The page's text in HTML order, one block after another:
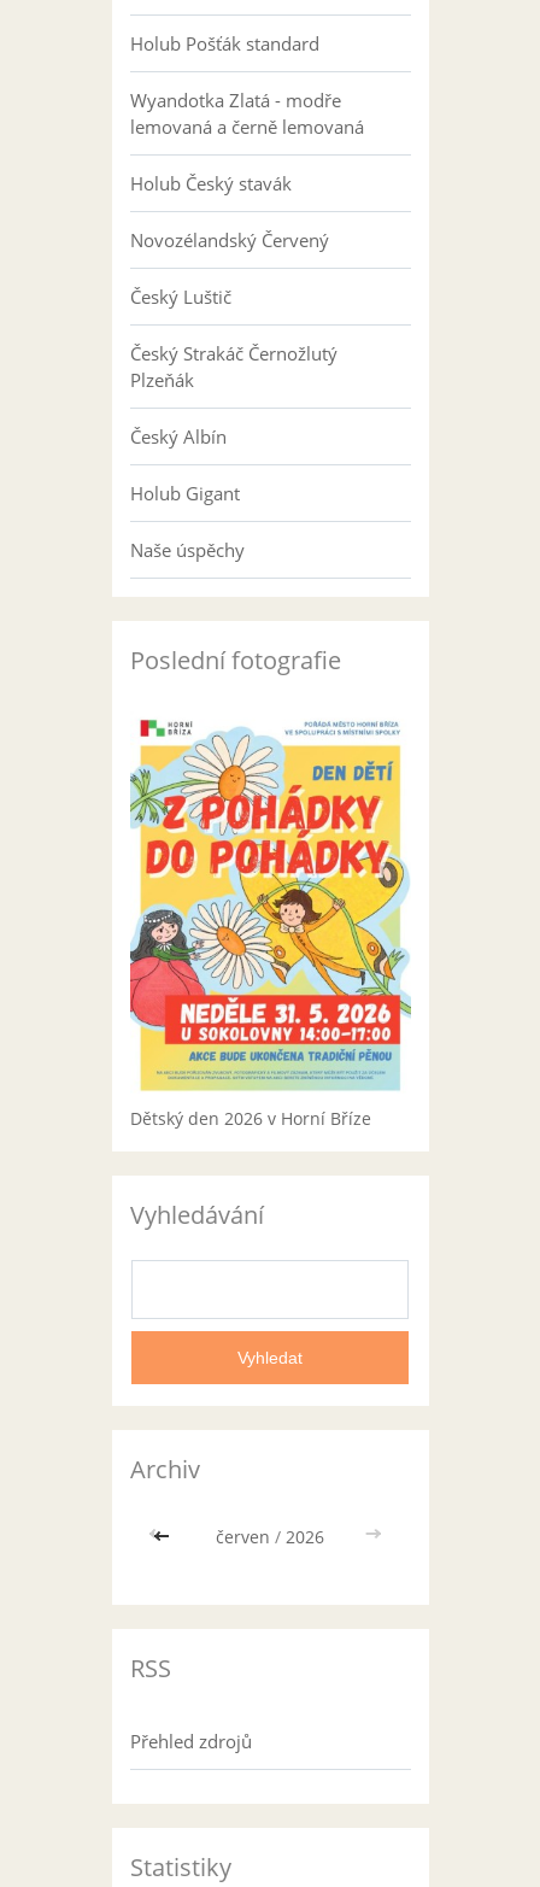
Holub Pošťák standard
Wyandotka Zlatá - modře
lemovaná a černě lemovaná
Holub Český stavák
Novozélandský Červený
Český Luštič
Český Strakáč Černožlutý
Plzeňák
Český Albín
Holub Gigant
Naše úspěchy
Poslední fotografie
Dětský den 2026 v Horní Bříze
Vyhledávání
Archiv
<< červen / 2026 >>
RSS
Přehled zdrojů
Statistiky